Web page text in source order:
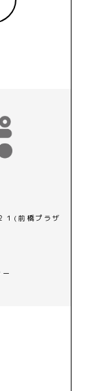
１(前橋プラザ